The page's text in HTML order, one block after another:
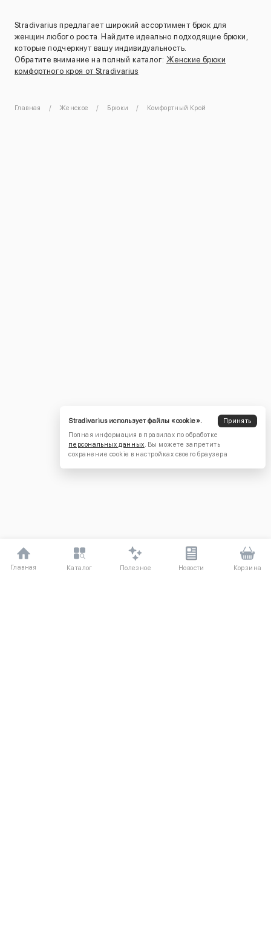
Stradivarius предлагает широкий ассортимент брюк для
женщин любого роста. Найдите идеально подходящие брюки,
которые подчеркнут вашу индивидуальность.
Обратите внимание на полный каталог: Женские брюки
комфортного кроя от Stradivarius
Главная Женское Брюки Комфортный Крой
Главная Каталог Полезное Новости Корзина
Stradivarius использует файлы «cookie».
Принять
Полная информация в правилах по обработке
персональных данных. Вы можете запретить
сохранение cookie в настройках своего браузера